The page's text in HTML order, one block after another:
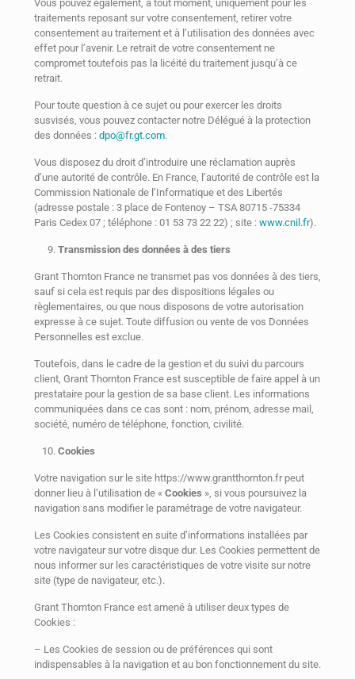
Vous pouvez également, à tout moment, uniquement pour les
traitements reposant sur votre consentement, retirer votre
consentement au traitement et à l’utilisation des données avec
effet pour l’avenir. Le retrait de votre consentement ne
compromet toutefois pas la licéité du traitement jusqu’à ce
retrait.
Pour toute question à ce sujet ou pour exercer les droits
susvisés, vous pouvez contacter notre Délégué à la protection
des données : dpo@fr.gt.com.
Vous disposez du droit d’introduire une réclamation auprès
d’une autorité de contrôle. En France, l’autorité de contrôle est la
Commission Nationale de l’Informatique et des Libertés
(adresse postale : 3 place de Fontenoy – TSA 80715 -75334
Paris Cedex 07 ; téléphone : 01 53 73 22 22) ; site : www.cnil.fr).
Transmission des données à des tiers
Grant Thornton France ne transmet pas vos données à des tiers,
sauf si cela est requis par des dispositions légales ou
règlementaires, ou que nous disposons de votre autorisation
expresse à ce sujet. Toute diffusion ou vente de vos Données
Personnelles est exclue.
Toutefois, dans le cadre de la gestion et du suivi du parcours
client, Grant Thornton France est susceptible de faire appel à un
prestataire pour la gestion de sa base client. Les informations
communiquées dans ce cas sont : nom, prénom, adresse mail,
société, numéro de téléphone, fonction, civilité.
Cookies
Votre navigation sur le site https://www.grantthornton.fr peut
donner lieu à l’utilisation de « Cookies », si vous poursuivez la
navigation sans modifier le paramétrage de votre navigateur.
Les Cookies consistent en suite d’informations installées par
votre navigateur sur votre disque dur. Les Cookies permettent de
nous informer sur les caractéristiques de votre visite sur notre
site (type de navigateur, etc.).
Grant Thornton France est amené à utiliser deux types de
Cookies :
– Les Cookies de session ou de préférences qui sont
indispensables à la navigation et au bon fonctionnement du site.